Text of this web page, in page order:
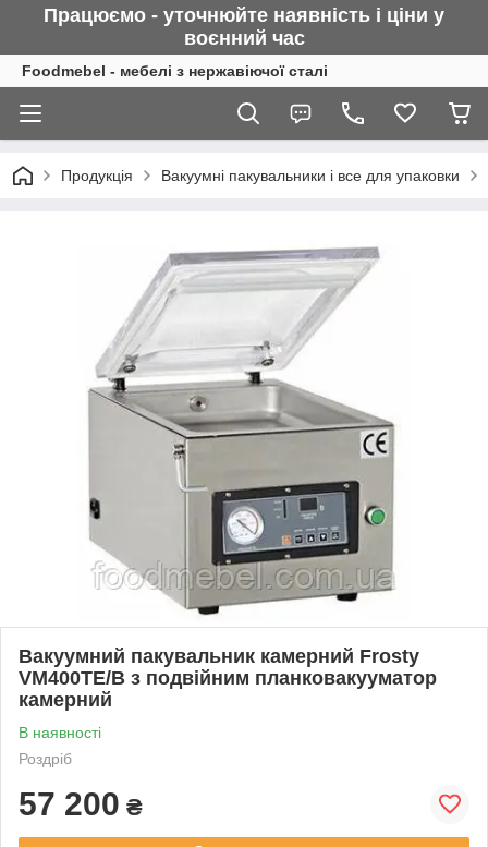
Працюємо - уточнюйте наявність і ціни у
воєнний час
Foodmebel - мебелі з нержавіючої сталі
Продукція Вакуумні пакувальники і все для упаковки
Вакуумний пакувальник камерний Frosty
VM400TE/B з подвійним планковакууматор
камерний
В наявності
Роздріб
57 200 ₴